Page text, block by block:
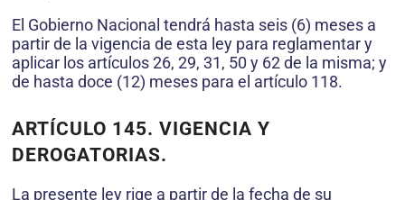
El Gobierno Nacional tendrá hasta seis (6) meses a
partir de la vigencia de esta ley para reglamentar y
aplicar los artículos 26, 29, 31, 50 y 62 de la misma; y
de hasta doce (12) meses para el artículo 118.
ARTÍCULO 145. VIGENCIA Y
DEROGATORIAS.
La presente ley rige a partir de la fecha de su